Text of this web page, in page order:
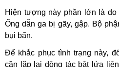
Hiện tượng này phần lớn là do
Ống dẫn ga bị gãy, gập. Bộ
bụi bẩn.
Để khắc phục tình trạng này,
cần lặp lại động tác bật lửa